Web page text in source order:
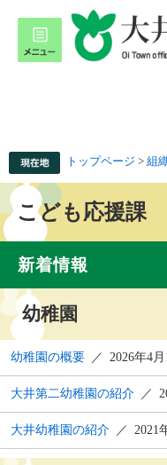
トップページ > 組
こども応援課
新着情報
幼稚園
幼稚園の概要 2026年4
大井第二幼稚園の紹介
大井幼稚園の紹介 2021